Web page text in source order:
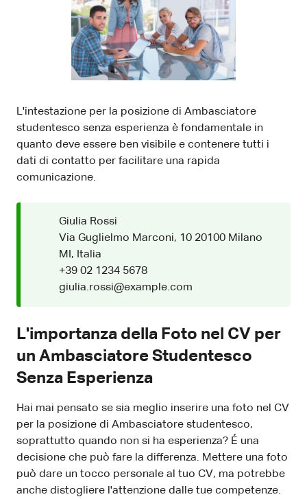
L'intestazione per la posizione di Ambasciatore
studentesco senza esperienza è fondamentale in
quanto deve essere ben visibile e contenere tutti i
dati di contatto per facilitare una rapida
comunicazione.
Giulia Rossi
Via Guglielmo Marconi, 10 20100 Milano
MI, Italia
+39 02 1234 5678
giulia.rossi@example.com
L'importanza della Foto nel CV per
un Ambasciatore Studentesco
Senza Esperienza
Hai mai pensato se sia meglio inserire una foto nel CV
per la posizione di Ambasciatore studentesco,
soprattutto quando non si ha esperienza? É una
decisione che può fare la differenza. Mettere una foto
può dare un tocco personale al tuo CV, ma potrebbe
anche distogliere l'attenzione dalle tue competenze.